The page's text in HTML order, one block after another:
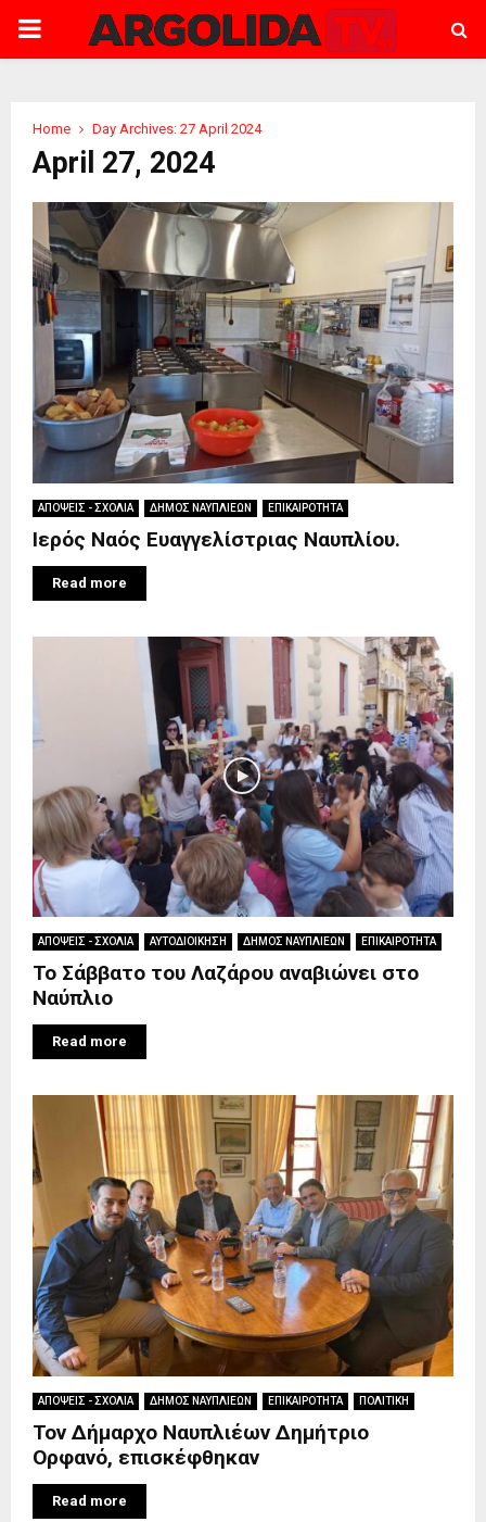
PRIMARY
Home Day Archives: 27 April 2024
April 27, 2024
ΑΠΟΨΕΙΣ - ΣΧΟΛΙΑ ΔΗΜΟΣ ΝΑΥΠΛΙΕΩΝ ΕΠΙΚΑΙΡΟΤΗΤΑ
Ιερός Ναός Ευαγγελίστριας Ναυπλίου.
Read more
ΑΠΟΨΕΙΣ - ΣΧΟΛΙΑ ΑΥΤΟΔΙΟΙΚΗΣΗ ΔΗΜΟΣ ΝΑΥΠΛΙΕΩΝ ΕΠΙΚΑΙΡΟΤΗΤΑ
Το Σάββατο του Λαζάρου αναβιώνει στο
Ναύπλιο
Read more
ΑΠΟΨΕΙΣ - ΣΧΟΛΙΑ ΔΗΜΟΣ ΝΑΥΠΛΙΕΩΝ ΕΠΙΚΑΙΡΟΤΗΤΑ ΠΟΛΙΤΙΚΗ
Τον Δήμαρχο Ναυπλιέων Δημήτριο
Ορφανό, επισκέφθηκαν
Read more